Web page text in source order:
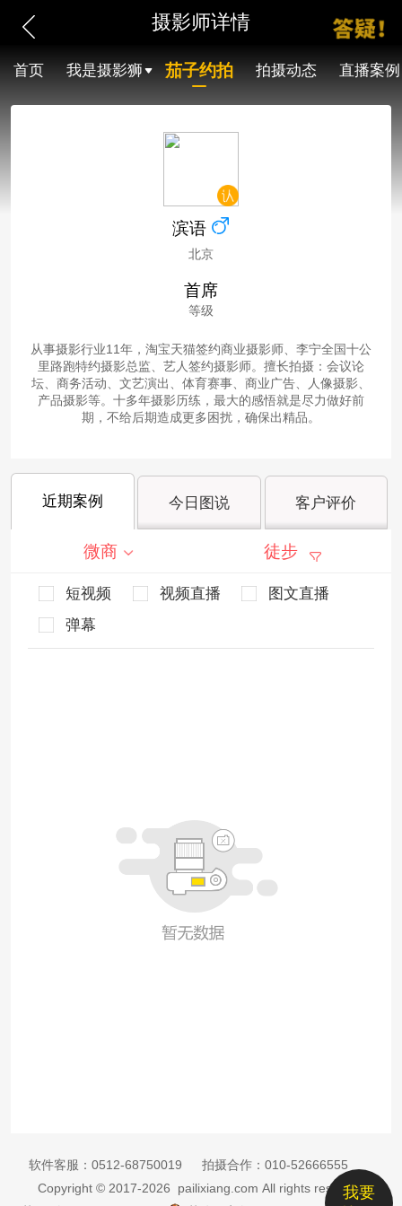
摄影师详情
首页 我是摄影狮 茄子约拍 拍摄动态 直播案例
滨语
北京
首席
等级
从事摄影行业11年，淘宝天猫签约商业摄影师、李宁全国十公
里路跑特约摄影总监、艺人签约摄影师。擅长拍摄：会议论
坛、商务活动、文艺演出、体育赛事、商业广告、人像摄影、
产品摄影等。十多年摄影历练，最大的感悟就是尽力做好前
期，不给后期造成更多困扰，确保出精品。
近期案例 今日图说 客户评价
微商 徒步
短视频 视频直播
图文直播
弹幕
我要
软件客服： 0512-68750019 拍摄合作： 010-52666555
Copyright © 2017-2026 pailixiang.com All rights reserved